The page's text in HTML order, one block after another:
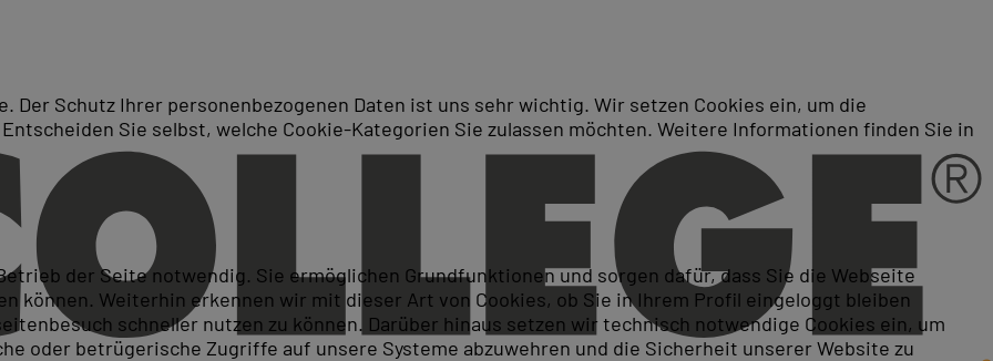
Data with Power BI
Der Schutz Ihrer personenbezogenen Daten ist uns sehr wichtig. Wir setzen Cookies ein, um die
Sie selbst, welche Cookie-Kategorien Sie zulassen möchten. Weitere Informationen finden Sie in
der Seite notwendig. Sie ermöglichen Grundfunktionen und sorgen dafür, dass Sie die Webseite
können. Weiterhin erkennen wir mit dieser Art von Cookies, ob Sie in Ihrem Profil eingeloggt bleiben
schneller nutzen zu können. Darüber hinaus setzen wir technisch notwendige Cookies ein, um
oder betrügerische Zugriffe auf unsere Systeme abzuwehren und die Sicherheit unserer Website zu